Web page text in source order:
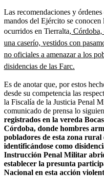
Las recomendaciones y
mandos del Ejército se conocen
ocurridos en Tierralta, Córdoba,
una caserío, vestidos con
no oficiales a amenazar a los
disidencias de las Farc.
Es de anotar que, por estos
desde su competencia las
la Fiscalía de la Justicia Penal
comunicado de prensa lo
registrados en la vereda
Córdoba, donde hombres
pobladores de esta zona rural
identificándose como
Instrucción Penal Militar
establecer la presunta
Nacional en esta acción